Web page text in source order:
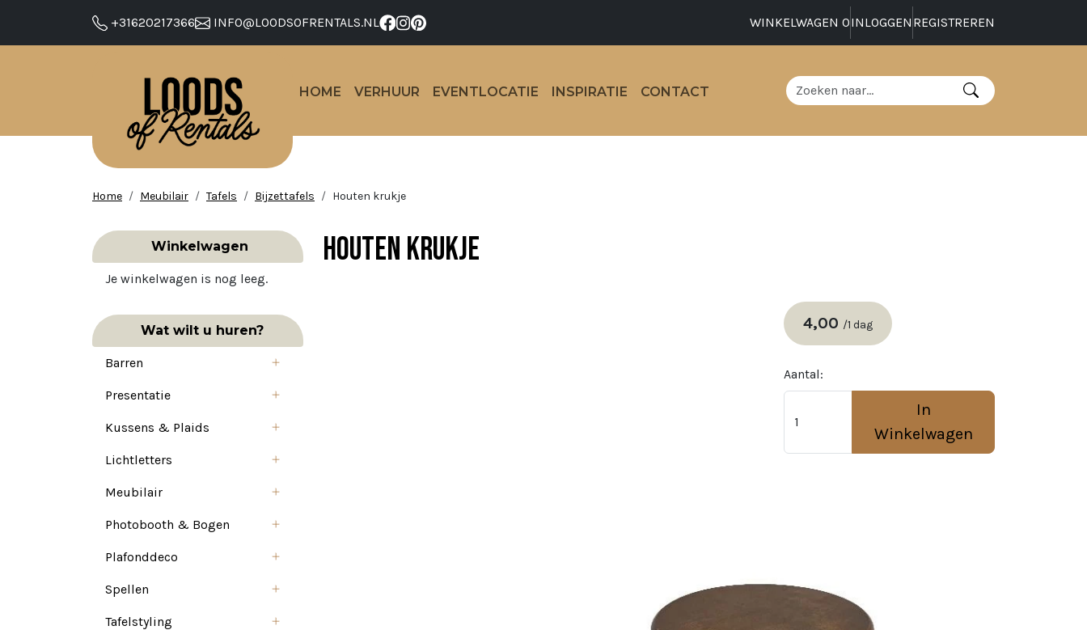
+31620217366 INFO@LOODSOFRENTALS.NL WINKELWAGEN 0INLOGGEN REGISTREREN
HOME VERHUUR EVENTLOCATIE INSPIRATIE CONTACT
Home Meubilair Tafels Bijzettafels Houten krukje
Winkelwagen
Je winkelwagen is nog leeg.
Wat wilt u huren?
Barren
Presentatie
Kussens & Plaids
Lichtletters
Meubilair
Photobooth & Bogen
Plafonddeco
Spellen
Tafelstyling
Houten krukje
4,00 /1 dag
Aantal:
In
Winkelwagen